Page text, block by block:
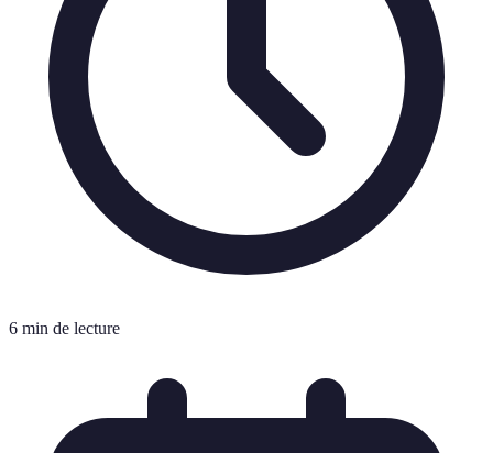
6 min de lecture